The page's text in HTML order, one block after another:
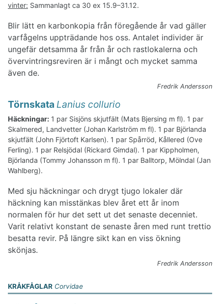
vinter: Sammanlagt ca 30 ex 15.9–31.12.
Blir lätt en karbonkopia från föregående år vad gäller
varfågelns uppträdande hos oss. Antalet individer är
ungefär detsamma år från år och rastlokalerna och
övervintringsreviren är i mångt och mycket samma
även de.
Fredrik Andersson
Törnskata Lanius collurio
Häckningar: 1 par Sisjöns skjutfält (Mats Bjersing m fl). 1 par
Skalmered, Landvetter (Johan Karlström m fl). 1 par Björlanda
skjutfält (John Fjörtoft Karlsen). 1 par Spårröd, Kållered (Ove
Ferling). 1 par Relsjödal (Rickard Gimdal). 1 par Kippholmen,
Björlanda (Tommy Johansson m fl). 1 par Balltorp, Mölndal (Jan
Wahlberg).
Med sju häckningar och drygt tjugo lokaler där
häckning kan misstänkas blev året ett år inom
normalen för hur det sett ut det senaste decenniet.
Varit relativt konstant de senaste åren med runt trettio
besatta revir. På längre sikt kan en viss ökning
skönjas.
Fredrik Andersson
KRÅKFÅGLAR Corvidae